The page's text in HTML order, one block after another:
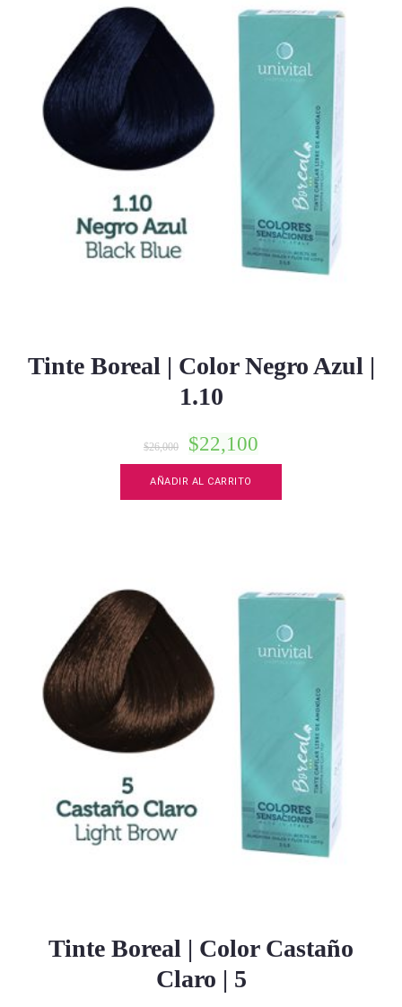
Tinte Boreal | Color Negro Azul |
1.10
$26,000 $22,100
AÑADIR AL CARRITO
Tinte Boreal | Color Castaño
Claro | 5